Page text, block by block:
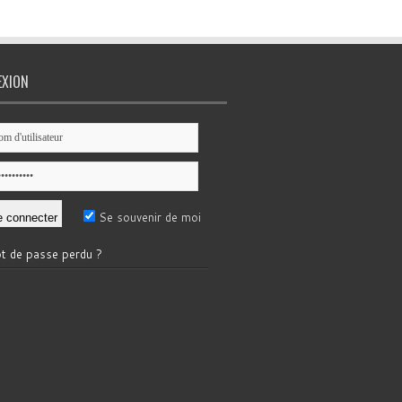
Se souvenir de moi
de passe perdu ?